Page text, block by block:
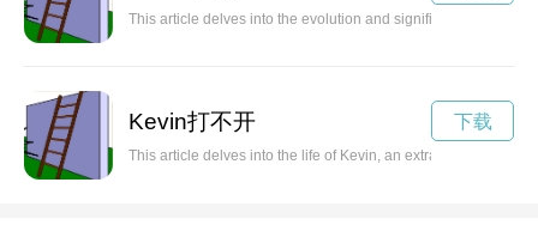
This article delves into the evolution and significance of
Kevin打不开
This article delves into the life of Kevin, an extraordinary
下载